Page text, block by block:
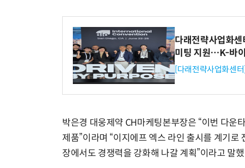
다래전략사업화
미팅 지원…K-바
[다래전략사업화센
박은경 대웅제약 CH마케팅본부장은 “이번 다운
제품”이라며 “이지에프 엑스 라인 출시를 계기
장에서도 경쟁력을 강화해 나갈 계획”이라고 말